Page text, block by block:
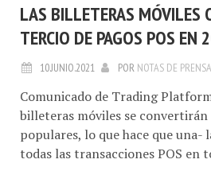
LAS BILLETERAS MÓVILES
TERCIO DE PAGOS POS EN
10.JUNIO.2021 POR NOTAS DE PRENSA
Comunicado de Trading
billeteras móviles se convertirán
populares, lo que hace que una-
todas las transacciones POS en